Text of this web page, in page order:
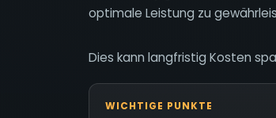
optimale Leistung zu
Dies kann langfristig Kosten
WICHTIGE PUNKTE